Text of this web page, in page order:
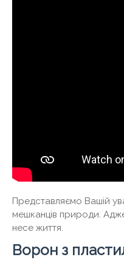
Представляємо Вашій
мешканців природи.
несе життя.
Ворон з